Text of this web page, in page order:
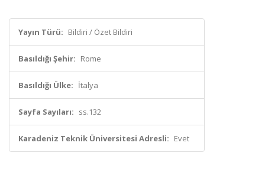
Yayın Türü: Bildiri / Özet Bildiri
Basıldığı Şehir: Rome
Basıldığı Ülke: İtalya
Sayfa Sayıları: ss.132
Karadeniz Teknik Üniversitesi Adresli: Evet